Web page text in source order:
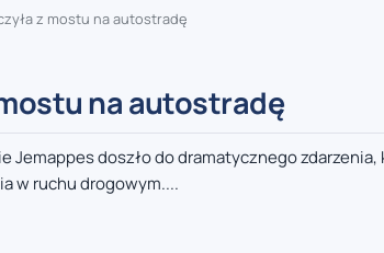
z mostu na autostradę
na autostradę
Jemappes doszło do dramatycznego
w ruchu drogowym....